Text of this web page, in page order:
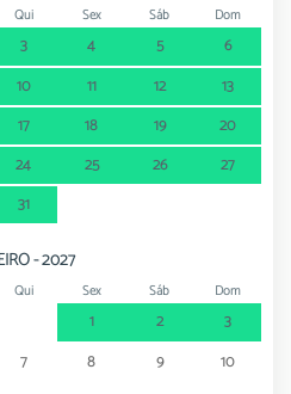
Qui Sex Sáb Dom
3 4 5
6
10 11 12
13
17 18 19
20
24 25 26
27
31
- 2027
Qui Sex Sáb Dom
1 2
3
7 8 9
10